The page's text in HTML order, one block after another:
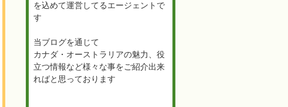
を込めて運営してるエージェントで
す
当ブログを通じて
カナダ・オーストラリアの魅力、役
立つ情報など様々な事をご紹介出来
ればと思っております